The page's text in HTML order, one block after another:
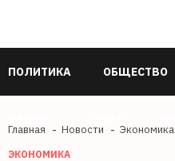
ПОЛИТИКА ОБЩЕСТВО
Главная Новости Экономика
ЭКОНОМИКА